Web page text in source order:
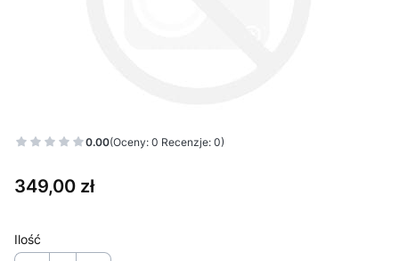
0.00(Oceny: 0 Recenzje: 0)
Cena
349,00 zł
Ilość